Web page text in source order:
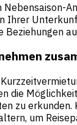
Nebensaison-
Ihrer
Beziehungen
die
zu erkunden.
um